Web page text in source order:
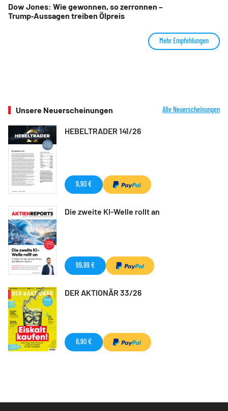
Dow Jones: Wie gewonnen, so zerronnen –
Trump‑Aussagen treiben Ölpreis
Mehr Empfehlungen
Unsere Neuerscheinungen Alle Neuerscheinungen
HEBELTRADER 141/26
9,90 €
Die zweite KI-Welle rollt an
99,99 €
DER AKTIONÄR 33/26
8,90 €